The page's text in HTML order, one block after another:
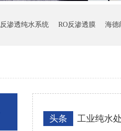
反渗透纯水系统 RO反渗透膜 海德
工业纯水
头条